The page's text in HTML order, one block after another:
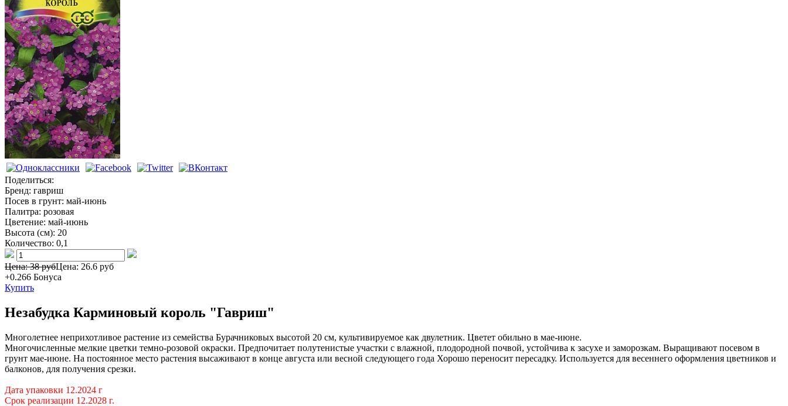
Поделиться:
Бренд: гавриш
Посев в грунт: май-июнь
Палитра: розовая
Цветение: май-июнь
Высота (см): 20
Количество: 0,1
Цена: 38 рубЦена: 26.6 руб
+0.266 Бонуса
Купить
Незабудка Карминовый король "Гавриш"
Многолетнее неприхотливое растение из семейства Бурачниковых высотой 20 см, культивируемое как двулетник. Цветет обильно в мае-июне.
Многочисленные мелкие цветки темно-розовой окраски. Предпочитает полутенистые участки с влажной, плодородной почвой, устойчива к засухе и заморозкам. Выращивают посевом в
грунт мае-июне. На постоянное место растения высаживают в конце августа или весной следующего года Хорошо переносит пересадку. Используется для весеннего оформления цветников и
балконов, для получения срезки.
Дата упаковки 12.2024 г
Срок реализации 12.2028 г.